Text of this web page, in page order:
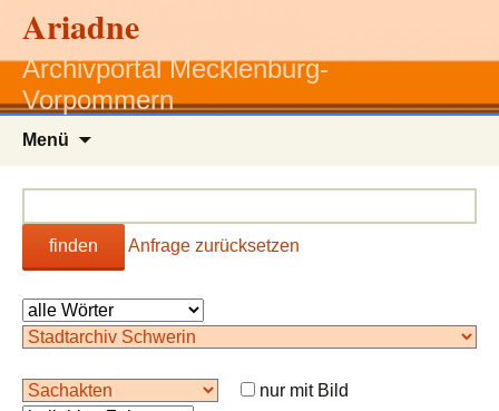
Ariadne
Archivportal Mecklenburg-
Vorpommern
Menü
finden Anfrage zurücksetzen
nur mit Bild